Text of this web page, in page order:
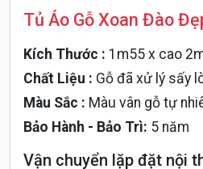
Tủ Áo Gỗ Xoan Đào
Kích Thước : 1m55 x cao
Chất Liệu : Gỗ đã xử lý sấy
Màu Sắc : Màu vân gỗ tự
Bảo Hành - Bảo Trì: 5 năm
Vận chuyển lặp đặt nội